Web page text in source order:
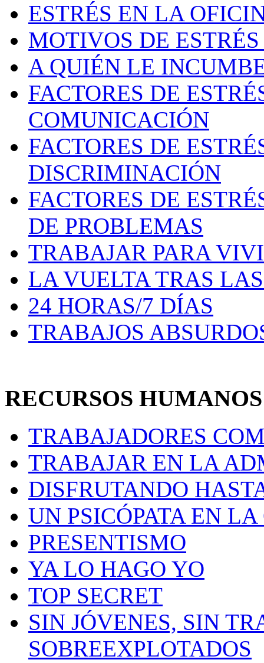
ESTRÉS EN LA
MOTIVOS DE
A QUIÉN LE
FACTORES DE
COMUNICACIÓN
FACTORES DE
DISCRIMINACIÓN
FACTORES DE
DE PROBLEMAS
TRABAJAR PARA
LA VUELTA TRAS
24 HORAS/7 DÍAS
TRABAJOS
RECURSOS
TRABAJADORES
TRABAJAR EN LA
DISFRUTANDO
UN PSICÓPATA EN
PRESENTISMO
YA LO HAGO YO
TOP SECRET
SIN JÓVENES, SIN
SOBREEXPLOTADOS